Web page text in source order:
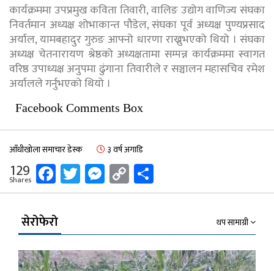
कार्यक्रममा उपप्रमुख कविता तिवारी, वालिङ उद्योग वाणिज्य संघका
निवर्तमान अध्यक्ष शोभाकान्त पौडेल, संघका पूर्व अध्यक्ष पुण्यप्रसाद
अर्याल, यामबहादुर गुरुङ आफ्नो धारणा राख्नुभएको थियो । संघका
अध्यक्ष चेतनारायण श्रेष्ठको अध्यक्षतामा सम्पन्न कार्यक्रममा स्वागत
वरिष्ठ उपाध्यक्ष अनुपमा ढुंगाना तिवारीले र सञ्चालन महासचिव रमेश
अर्यालले गर्नुभएको थियो ।
Facebook Comments Box
आँधीखोला समाचार डेस्क ३ वर्ष अगाडि
129
Shares Facebook
Twitter
Messenger
Copy
Link
सेरोफेरो थप सामाग्री